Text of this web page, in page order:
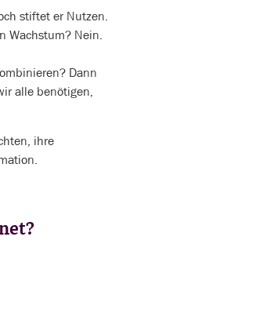
stiftet er Nutzen.
Wachstum? Nein.
Dann
alle benötigen,
ihre